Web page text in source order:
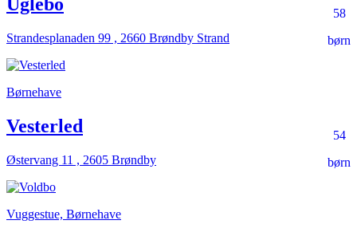
58
børn
Uglebo
Strandesplanaden 99 , 2660 Brøndby Strand
Børnehave
54
børn
Vesterled
Østervang 11 , 2605 Brøndby
Vuggestue, Børnehave